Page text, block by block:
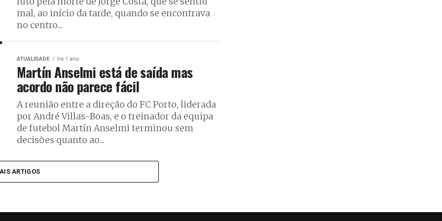
mal, ao início da tarde, quando se encontrava
no centro...
ATUALIDADE há 1 ano
Martín Anselmi está de saída mas
acordo não parece fácil
A reunião entre a direção do FC Porto, liderada
por André Villas-Boas, e o treinador da equipa
de futebol Martín Anselmi terminou sem
decisões quanto ao...
ARTIGOS